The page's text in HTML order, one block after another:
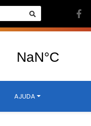
AJUDA